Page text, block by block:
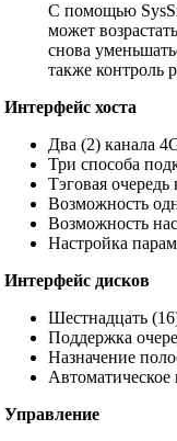
С помощью
может
снова
также контроль
Интерфейс хоста
Два (2) канала
Три способа
Тэговая
Возможность
Возможность
Настройка
Интерфейс дисков
Шестнадцать
Поддержка
Назначение
Автоматическое
Управление